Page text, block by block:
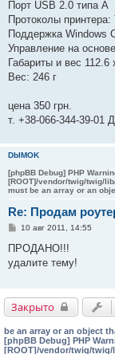
Порт USB 2.0 типа A
Протоколы
Поддержка Windows
Управление на
Габариты и вес
Вес: 246 г
цена 350 грн.
т. +38-066-344-39-01
DbIMOK
[phpBB Debug] PHP
[ROOT]/vendor/twig/twig/
must be an array or an
Re: Продам
С
о
щ
10 авг 2011, 14:55
ПРОДАНО!!!
удалите тему!
Закрыто
be an array or an object
[phpBB Debug] PHP
[ROOT]/vendor/twig/